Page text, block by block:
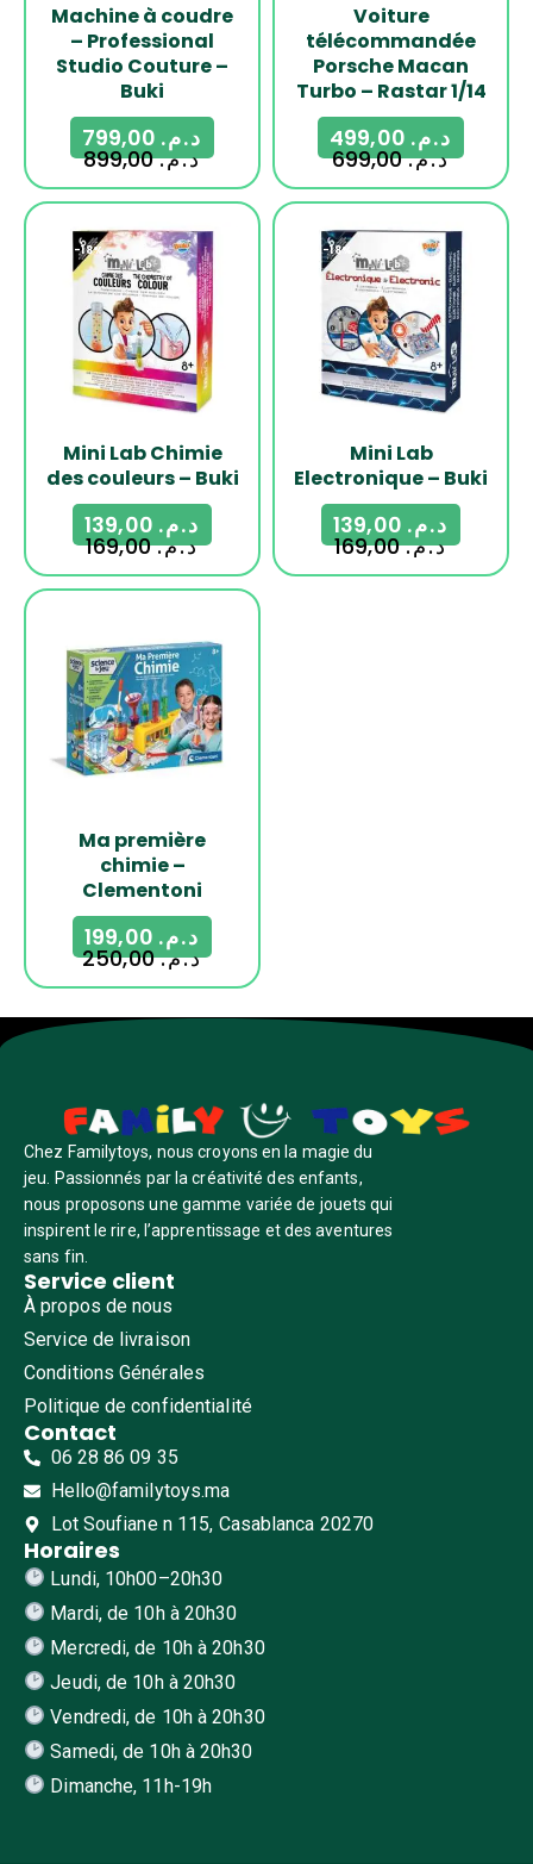
Machine à coudre
– Professional
Studio Couture –
Buki
د.م.899,00
د.م.
Voiture
télécommandée
Porsche Macan
Turbo – Rastar 1/14
د.م.699,00
د.م.
-18%
Mini Lab Chimie
des couleurs – Buki
د.م.169,00
د.م.
-18%
Mini Lab
Electronique – Buki
د.م.169,00
د.م.
Ma première
chimie –
Clementoni
د.م.250,00
د.م.
Chez Familytoys, nous croyons en la magie du
jeu. Passionnés par la créativité des enfants,
nous proposons une gamme variée de jouets qui
inspirent le rire, l’apprentissage et des aventures
sans fin.
Service client
À propos de nous
Service de livraison
Conditions Générales
Politique de confidentialité
Contact
06 28 86 09 35
Hello@familytoys.ma
Lot Soufiane n 115, Casablanca 20270
Horaires
Lundi, 10h00–20h30
Mardi, de 10h à 20h30
Mercredi, de 10h à 20h30
Jeudi, de 10h à 20h30
Vendredi, de 10h à 20h30
Samedi, de 10h à 20h30
Dimanche, 11h-19h